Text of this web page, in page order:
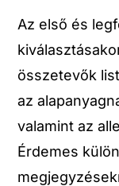
Az első és
összetevők
az
valamint az
Érdemes